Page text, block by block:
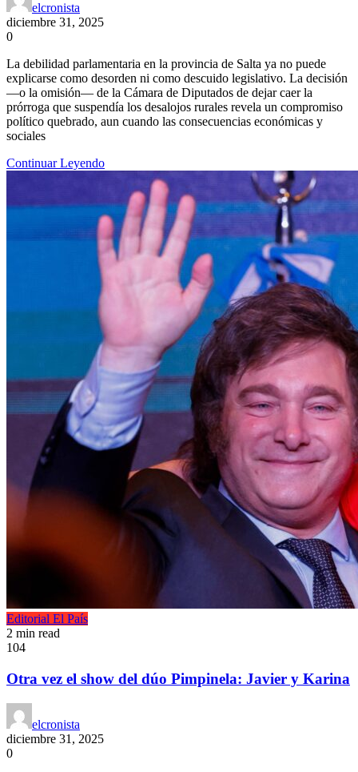
elcronista
diciembre 31, 2025
0
La debilidad parlamentaria en la provincia de Salta ya no puede
explicarse como desorden ni como descuido legislativo. La decisión
—o la omisión— de la Cámara de Diputados de dejar caer la
prórroga que suspendía los desalojos rurales revela un compromiso
político quebrado, aun cuando las consecuencias económicas y
sociales
Continuar Leyendo
Editorial El País
2 min read
104
Otra vez el show del dúo Pimpinela: Javier y Karina
elcronista
diciembre 31, 2025
0